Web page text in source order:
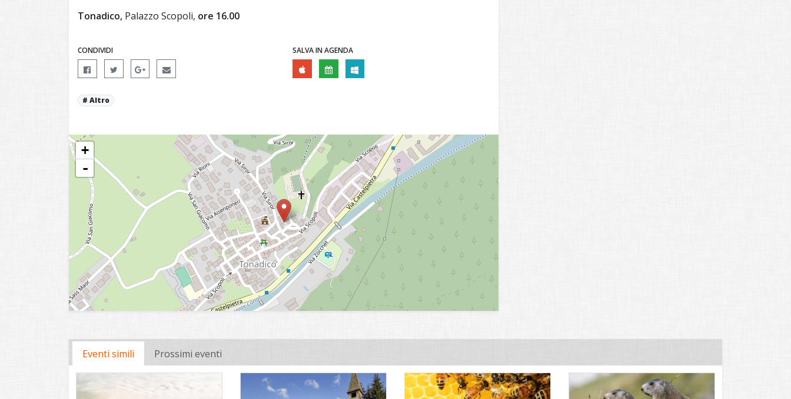
Tonadico, Palazzo Scopoli, ore 16.00
CONDIVIDI SALVA IN AGENDA
Altro
+
-
Eventi simili Prossimi eventi